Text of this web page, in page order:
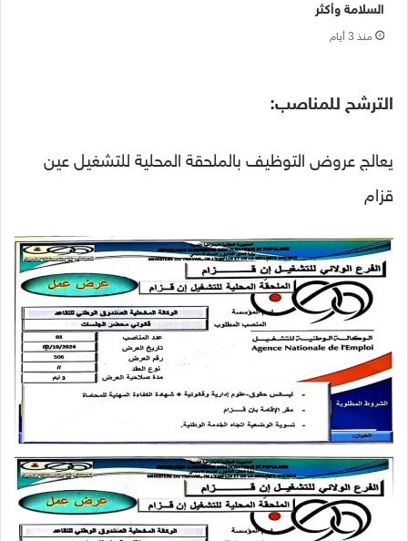
السلامة وأكثر
منذ 3 أيام
الترشح للمناصب:
يعالج عروض التوظيف بالملحقة المحلية للتشغيل عين
قزام